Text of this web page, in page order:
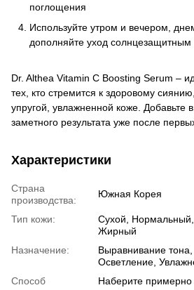
поглощения
Используйте утром и вечером,
дополняйте уход
Dr. Althea Vitamin C Boosting Serum –
тех, кто стремится к здоровому
упругой, увлажненной коже. Добавьте
заметного результата уже после
Характеристики
Страна
производства:
Южная Корея
Тип кожи:
Сухой,
Жирный
Назначение:
Выравнивание
Осветление,
Способ
Наберите примерно